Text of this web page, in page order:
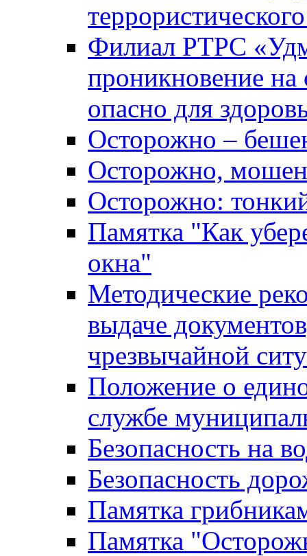
Филиал РТРС
проникновение на
опасно для
Осторожно –
Осторожно,
Осторожно:
Памятка "Как
окна"
Методические
выдаче
чрезвычайной
Положение о
службе
Безопасность на
Безопасность
Памятка
Памятка